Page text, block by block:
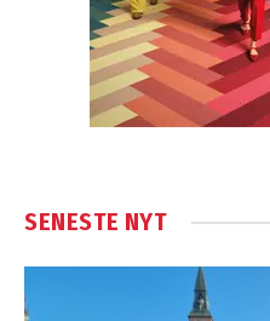
SENESTE NYT